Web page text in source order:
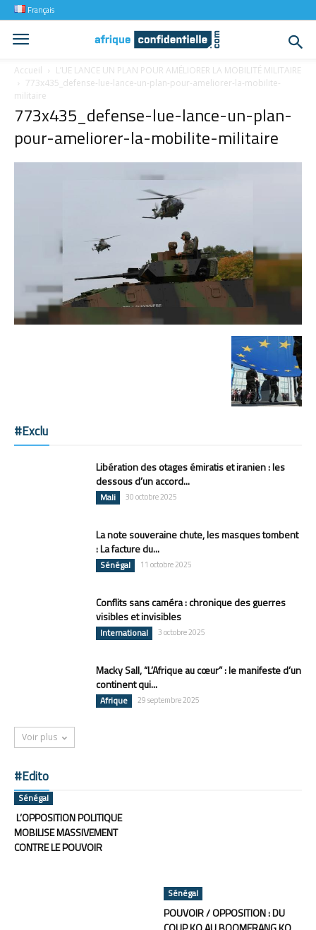
Français
Accueil
L’UE LANCE UN PLAN POUR AMÉLIORER LA MOBILITÉ MILITAIRE
773x435_defense-lue-lance-un-plan-pour-ameliorer-la-mobilite-
militaire
773x435_defense-lue-lance-un-plan-
pour-ameliorer-la-mobilite-militaire
#Exclu
Libération des otages émiratis et iranien : les
dessous d’un accord...
Mali 30 octobre 2025
La note souveraine chute, les masques tombent
: La facture du...
Sénégal 11 octobre 2025
Conflits sans caméra : chronique des guerres
visibles et invisibles
International 3 octobre 2025
Macky Sall, “L’Afrique au cœur” : le manifeste d’un
continent qui...
Afrique 29 septembre 2025
Voir plus
#Edito
Sénégal
L’OPPOSITION POLITIQUE
MOBILISE MASSIVEMENT
CONTRE LE POUVOIR
Sénégal
POUVOIR / OPPOSITION : DU